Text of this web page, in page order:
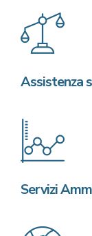
Assistenza
Servizi